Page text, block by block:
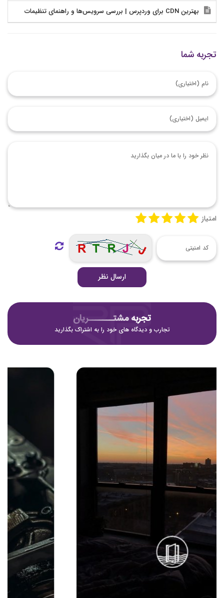
بهترین CDN برای وردپرس | بررسی سرویس‌ها و راهنمای تنظیمات
تجربه شما
امتیاز
ارسال نظر
تجربه مشتـــــــریان
تجارب و دیدگاه های خود را به اشتراک بگذارید